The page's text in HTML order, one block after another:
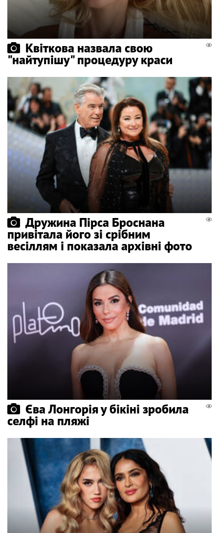
Квіткова назвала свою
"найтупішу" процедуру краси
Дружина Пірса Броснана
привітала його зі срібним
весіллям і показала архівні фото
Єва Лонгорія у бікіні зробила
селфі на пляжі